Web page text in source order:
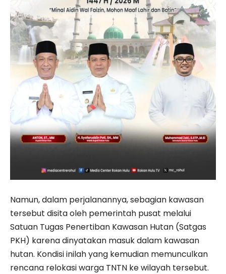
Namun, dalam perjalanannya, sebagian kawasan
tersebut disita oleh pemerintah pusat melalui
Satuan Tugas Penertiban Kawasan Hutan (Satgas
PKH) karena dinyatakan masuk dalam kawasan
hutan. Kondisi inilah yang kemudian memunculkan
rencana relokasi warga TNTN ke wilayah tersebut.